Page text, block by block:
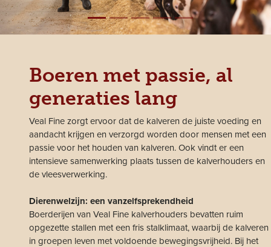
Boeren met passie, al
generaties lang
Veal Fine zorgt ervoor dat de kalveren de juiste voeding en
aandacht krijgen en verzorgd worden door mensen met een
passie voor het houden van kalveren. Ook vindt er een
intensieve samenwerking plaats tussen de kalverhouders en
de vleesverwerking.
Dierenwelzijn: een vanzelfsprekendheid
Boerderijen van Veal Fine kalverhouders bevatten ruim
opgezette stallen met een fris stalklimaat, waarbij de kalveren
in groepen leven met voldoende bewegingsvrijheid. Bij het